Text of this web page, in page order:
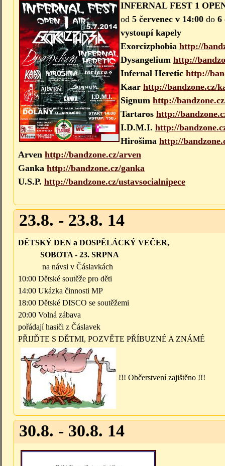
INFERNAL FEST 1
od 5 červenec v 14:00 do 6
vystoupí kapely
Exorcizphobia http://
Dysangelium http://
Infernal Heretic http://
Kaar http://bandzone.cz/
Signum http://
Tartaros http://
I.D.M.I. http://
Hirošima http://
Arven http://bandzone.cz/arven
Ganka http://bandzone.cz/ganka
U.S.P. http://bandzone.cz/ustavsocialnipece
23.8. - 23.8. 14
DĚTSKÝ DEN a DOSPĚLÁCKÝ VEČER,
SOBOTA - 23. SRPNA
na návsi v Čáslavkách
10:00 Dětské soutěže pro děti
14:00 Ukázka činnosti MP
18:00 Dětské DISCO se soutěžemi
20:00 Volná zábava
pořádají hasiči z Čáslavek
PŘIJĎTE S DĚTMI, POZVĚTE PŘÍBUZNÉ A ZNÁMÉ
!!! Občerstvení zajištěno !!!
30.8. - 30.8. 14